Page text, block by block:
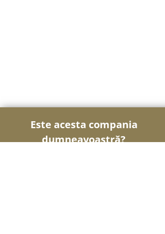
Este acesta compania
dumneavoastră?